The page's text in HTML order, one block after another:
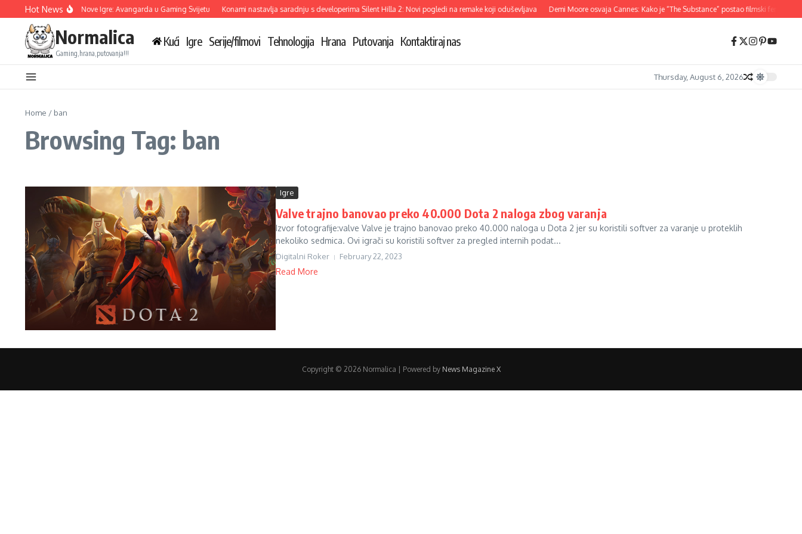
Skip to content
Hot News
Ubisoft Otkriva Tri Nove Igre: Avangarda u Gaming Svijetu Konami nastavlja saradnju s developerima Silent Hilla 2: Novi pogledi na remake koji oduševljava Demi Moore osvaja Cannes: Kako je “The Substance” postao filmski fenomen
Normalica
Gaming,hrana,putovanja!!!
Kući Igre Serije/filmovi Tehnologija Hrana Putovanja Kontaktiraj nas
Thursday, August 6, 2026
Home / ban
Browsing Tag: ban
Igre
Valve trajno banovao preko 40.000 Dota 2 naloga zbog varanja
Izvor fotografije:valve Valve je trajno banovao preko 40.000 naloga u Dota 2 jer su koristili softver za varanje u proteklih
nekoliko sedmica. Ovi igrači su koristili softver za pregled internih podat...
Digitalni Roker February 22, 2023
Read More
Copyright © 2026 Normalica | Powered by News Magazine X